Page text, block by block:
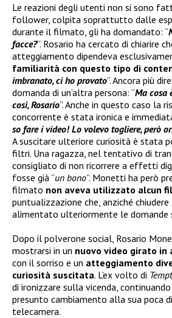
Le reazioni degli utenti non si sono
follower, colpita soprattutto dalle
durante il filmato, gli ha domandato: “
facce?”. Rosario ha cercato di chiarire
atteggiamento dipendeva
familiarità con questo tipo di
imbranato, ci ho provato”. Ancora più
domanda di un’altra persona: “Ma cosa
così, Rosario”. Anche in questo caso la
concorrente è stata ironica e
so fare i video! Lo volevo togliere, però
A suscitare ulteriore curiosità è stata
filtri. Una ragazza, nel tentativo di
consigliato di non ricorrere a effetti
fosse già “un bono”. Monetti ha però
filmato non aveva utilizzato alcun
puntualizzazione che, anziché chiudere
alimentato ulteriormente le domande
Dopo il polverone social, Rosario
mostrarsi in un nuovo video girato in
con il sorriso e un atteggiamento
curiosità suscitata. L’ex volto di
di ironizzare sulla vicenda,
presunto cambiamento alla sua poca
telecamera.